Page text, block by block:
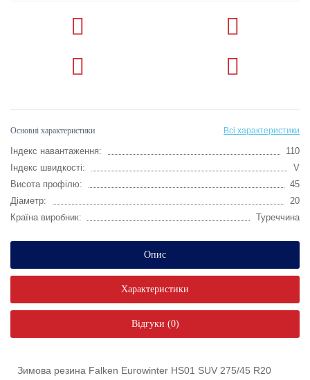
Основні характеристики Всі характеристики
Індекс навантаження:
110
Індекс швидкості:
V
Висота профілю:
45
Діаметр:
20
Країна виробник:
Туреччина
Опис
Характеристики
Відгуки (0)
Зимова резина Falken Eurowinter HS01 SUV 275/45 R20